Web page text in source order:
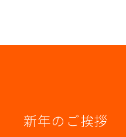
新年のご挨拶